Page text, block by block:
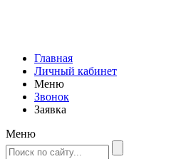
Главная
Личный кабинет
Меню
Звонок
Заявка
Меню